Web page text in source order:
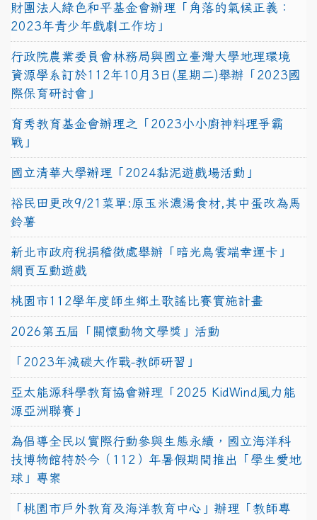
財團法人綠色和平基金會辦理「角落的氣候正義：
2023年青少年戲劇工作坊」
行政院農業委員會林務局與國立臺灣大學地理環境
資源學系訂於112年10月3日(星期二)舉辦「2023國
際保育研討會」
育秀教育基金會辦理之「2023小小廚神料理爭霸
戰」
國立清華大學辦理「2024黏泥遊戲場活動」
裕民田更改9/21菜單:原玉米濃湯食材,其中蛋改為馬
鈴薯
新北市政府稅捐稽徵處舉辦「暗光鳥雲端幸運卡」
網頁互動遊戲
桃園市112學年度師生鄉土歌謠比賽實施計畫
2026第五屆「關懷動物文學獎」活動
「2023年減碳大作戰-教師研習」
亞太能源科學教育協會辦理「2025 KidWind風力能
源亞洲聯賽」
為倡導全民以實際行動參與生態永續，國立海洋科
技博物館特於今（112）年暑假期間推出「學生愛地
球」專案
「桃園市戶外教育及海洋教育中心」辦理「教師專